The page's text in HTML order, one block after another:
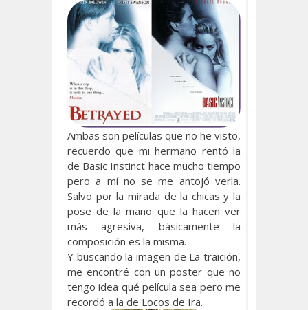
Ambas son películas que no he visto,
recuerdo que mi hermano rentó la
de Basic Instinct hace mucho tiempo
pero a mí no se me antojó verla.
Salvo por la mirada de la chicas y la
pose de la mano que la hacen ver
más agresiva, básicamente la
composición es la misma.
Y buscando la imagen de La traición,
me encontré con un poster que no
tengo idea qué película sea pero me
recordó a la de Locos de Ira.